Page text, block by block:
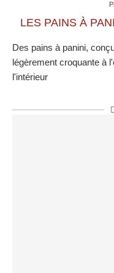
LES PAINS À
Des pains à panini,
légèrement croquante à
l'intérieur